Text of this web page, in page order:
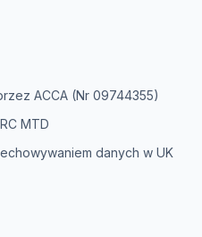
ACCA (Nr 09744355)
MTD
danych w UK